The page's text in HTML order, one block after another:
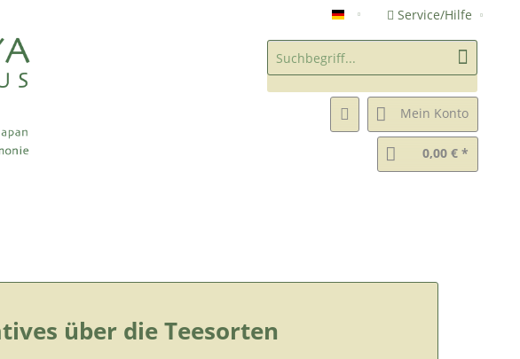
Chanomiya Grüntee Shop
Service/Hilfe
Mein Konto
0,00 € *
über die Teesorten